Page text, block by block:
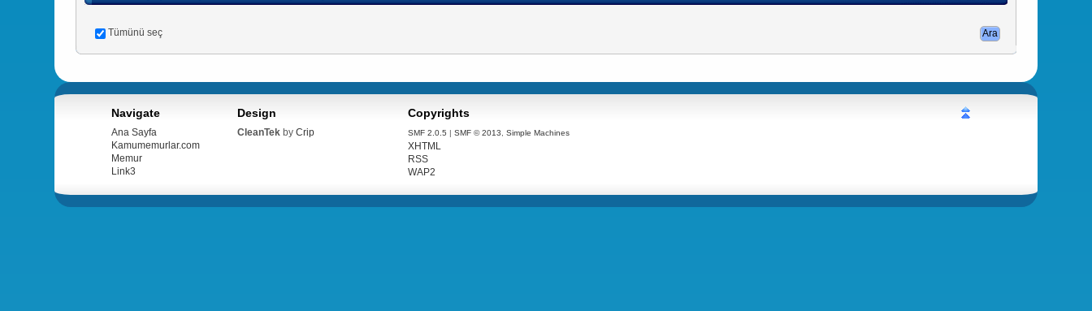
Tümünü seç
Navigate
Ana Sayfa
Kamumemurlar.com
Memur
Link3
Design
CleanTek byCrip
Copyrights
SMF 2.0.5 |SMF © 2013 ,Simple Machines
XHTML
RSS
WAP2